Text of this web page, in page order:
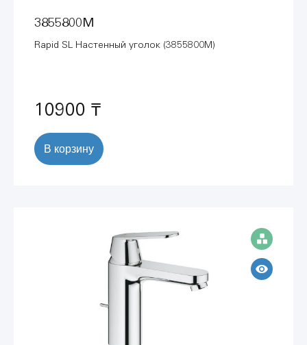
3855800M
Rapid SL Настенный уголок (3855800M)
10900 ₸
В корзину